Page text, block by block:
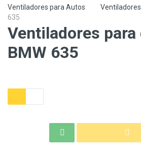
Ventiladores para Autos
635
Ventiladores para
BMW 635